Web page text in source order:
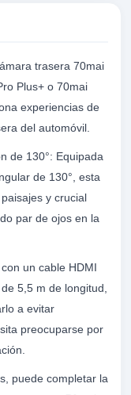
trasera 70mai
Plus+ o 70mai
experiencias de
del automóvil.
de 130°: Equipada
de 130°, esta
y crucial
par de ojos en la
un cable HDMI
5,5 m de longitud,
a evitar
preocuparse por
puede completar la